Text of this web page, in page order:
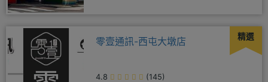
精選
零壹通訊-西屯大墩店
4.8
(145)